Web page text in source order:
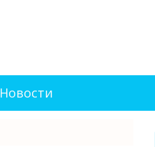
Новости